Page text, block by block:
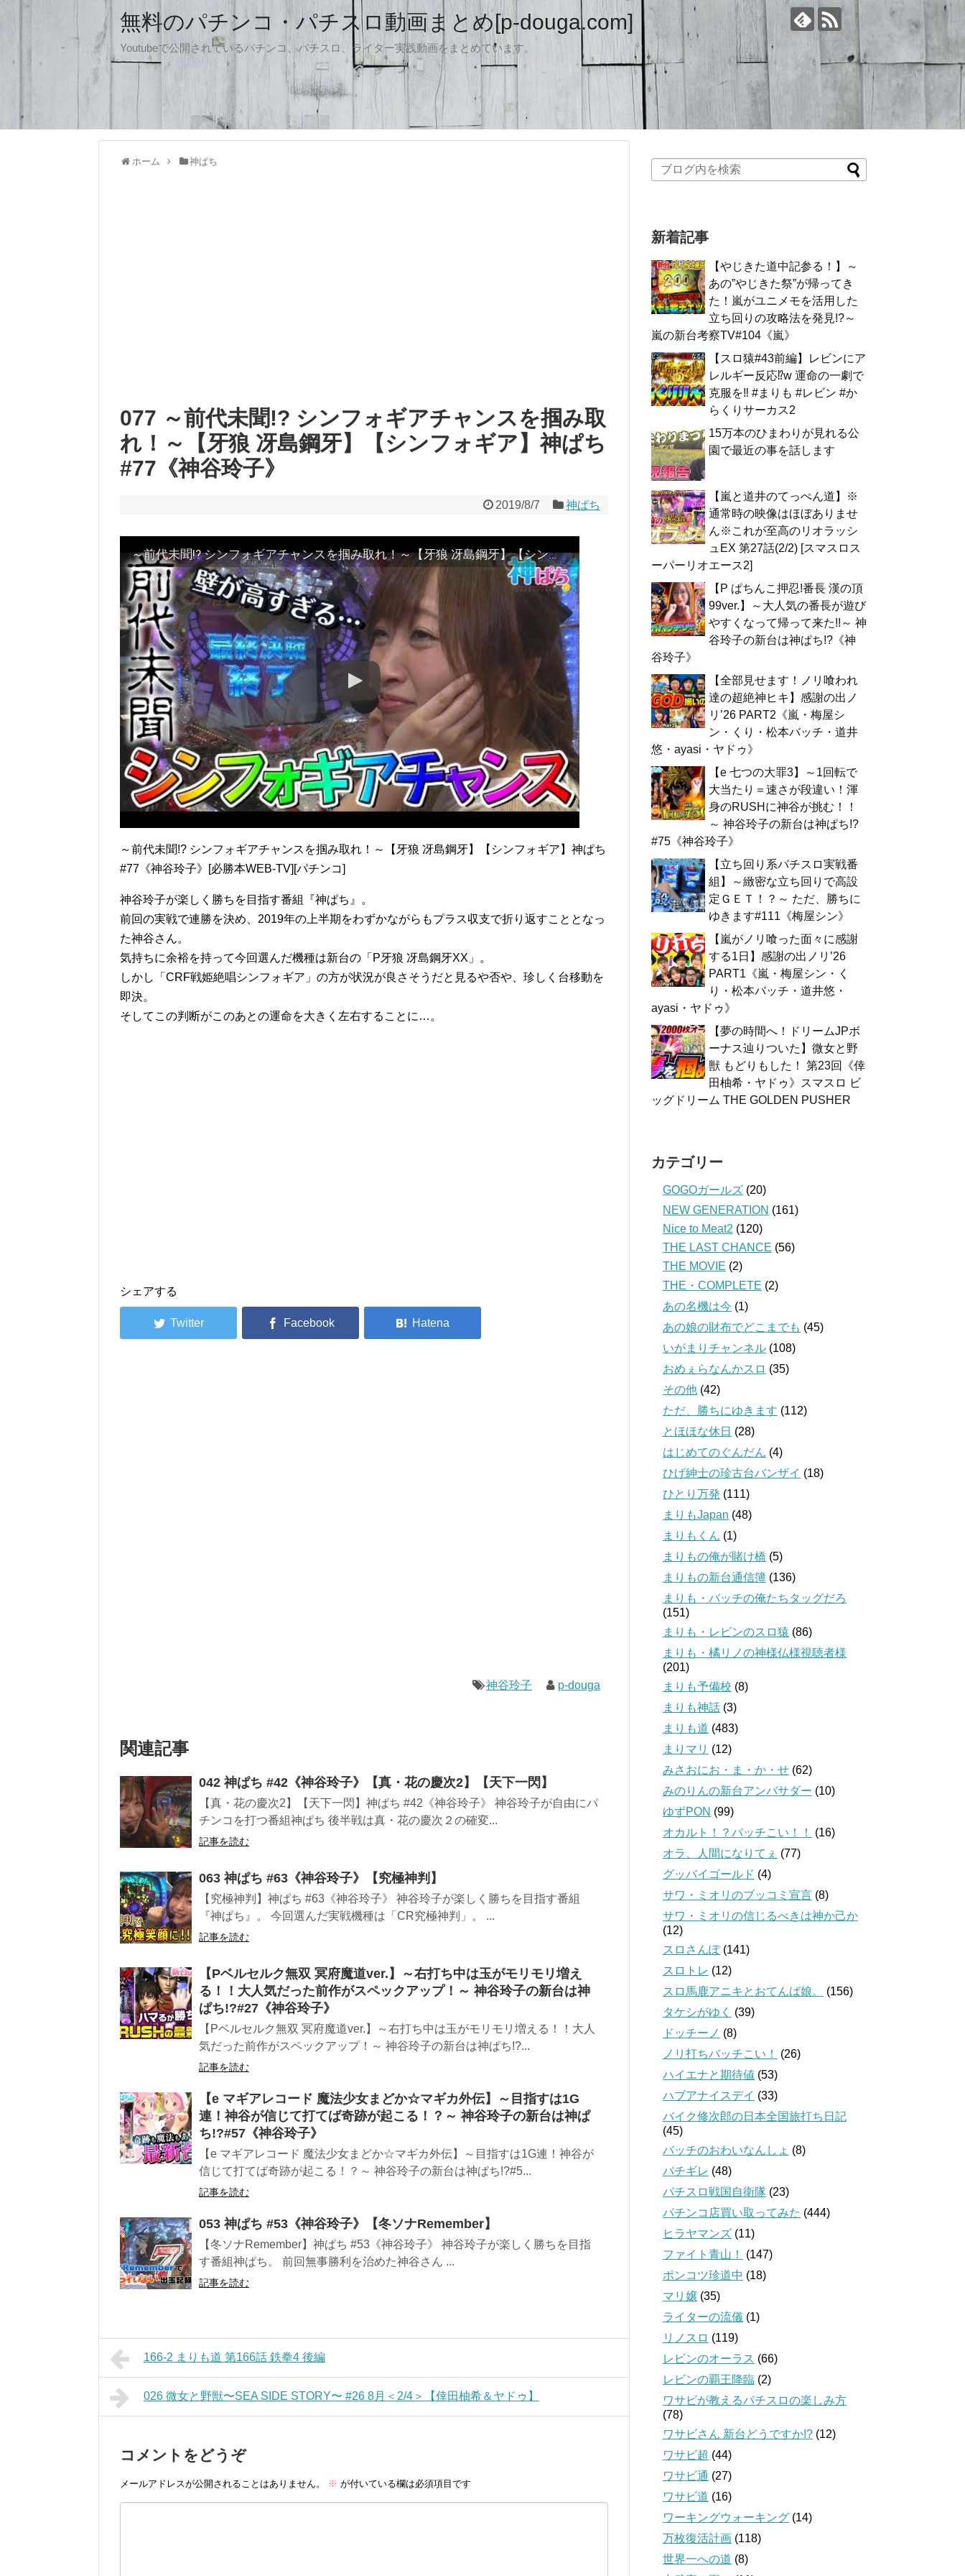
無料のパチンコ・パチスロ動画まとめ[p-douga.com]
Youtubeで公開されているパチンコ、パチスロ、ライター実践動画をまとめています。
ホーム 神ぱち
077 ～前代未聞!? シンフォギアチャンスを掴み取
れ！～【牙狼 冴島鋼牙】【シンフォギア】神ぱち
#77《神谷玲子》
2019/8/7 神ぱち
～前代未聞!? シンフォギアチャンスを掴み取れ！～【牙狼 冴島鋼牙】【シンフォギア】神ぱち #77《神谷玲子》[必勝本WEB-TV][パチンコ]
～前代未聞!? シンフォギアチャンスを掴み取れ！～【牙狼 冴島鋼牙】【シンフォギア】神ぱち
#77《神谷玲子》[必勝本WEB-TV][パチンコ]
神谷玲子が楽しく勝ちを目指す番組『神ぱち』。
前回の実戦で連勝を決め、2019年の上半期をわずかながらもプラス収支で折り返すこととなっ
た神谷さん。
気持ちに余裕を持って今回選んだ機種は新台の「P牙狼 冴島鋼牙XX」。
しかし「CRF戦姫絶唱シンフォギア」の方が状況が良さそうだと見るや否や、珍しく台移動を
即決。
そしてこの判断がこのあとの運命を大きく左右することに…。
シェアする
神谷玲子 p-douga
関連記事
042 神ぱち #42《神谷玲子》【真・花の慶次2】【天下一閃】
【真・花の慶次2】【天下一閃】神ぱち #42《神谷玲子》 神谷玲子が自由にパ
チンコを打つ番組神ぱち 後半戦は真・花の慶次２の確変...
記事を読む
063 神ぱち #63《神谷玲子》【究極神判】
【究極神判】神ぱち #63《神谷玲子》 神谷玲子が楽しく勝ちを目指す番組
『神ぱち』。 今回選んだ実戦機種は「CR究極神判」。 ...
記事を読む
【Pベルセルク無双 冥府魔道ver.】～右打ち中は玉がモリモリ増え
る！！大人気だった前作がスペックアップ！～ 神谷玲子の新台は神
ぱち!?#27《神谷玲子》
【Pベルセルク無双 冥府魔道ver.】～右打ち中は玉がモリモリ増える！！大人
気だった前作がスペックアップ！～ 神谷玲子の新台は神ぱち!?...
記事を読む
【e マギアレコード 魔法少女まどか☆マギカ外伝】～目指すは1G
連！神谷が信じて打てば奇跡が起こる！？～ 神谷玲子の新台は神ぱ
ち!?#57《神谷玲子》
【e マギアレコード 魔法少女まどか☆マギカ外伝】～目指すは1G連！神谷が
信じて打てば奇跡が起こる！？～ 神谷玲子の新台は神ぱち!?#5...
記事を読む
053 神ぱち #53《神谷玲子》【冬ソナRemember】
【冬ソナRemember】神ぱち #53《神谷玲子》 神谷玲子が楽しく勝ちを目指
す番組神ぱち。 前回無事勝利を治めた神谷さん ...
記事を読む
166-2 まりも道 第166話 鉄拳4 後編
026 微女と野獣〜SEA SIDE STORY〜 #26 8月＜2/4＞【倖田柚希＆ヤドゥ】
コメントをどうぞ
メールアドレスが公開されることはありません。 ※ が付いている欄は必須項目です
新着記事
【やじきた道中記参る！】～
あの”やじきた祭”が帰ってき
た！嵐がユニメモを活用した
立ち回りの攻略法を発見!?～
嵐の新台考察TV#104《嵐》
【スロ猿#43前編】レビンにア
レルギー反応⁉w 運命の一劇で
克服を‼ #まりも #レビン #か
らくりサーカス2
15万本のひまわりが見れる公
園で最近の事を話します
【嵐と道井のてっぺん道】※
通常時の映像はほぼありませ
ん※これが至高のリオラッシ
ュEX 第27話(2/2) [スマスロス
ーパーリオエース2]
【P ぱちんこ押忍!番長 漢の頂
99ver.】～大人気の番長が遊び
やすくなって帰って来た!!～ 神
谷玲子の新台は神ぱち!?《神
谷玲子》
【全部見せます！ノリ喰われ
達の超絶神ヒキ】感謝の出ノ
リ’26 PART2《嵐・梅屋シ
ン・くり・松本バッチ・道井
悠・ayasi・ヤドゥ》
【e 七つの大罪3】～1回転で
大当たり＝速さが段違い！渾
身のRUSHに神谷が挑む！！
～ 神谷玲子の新台は神ぱち!?
#75《神谷玲子》
【立ち回り系パチスロ実戦番
組】～緻密な立ち回りで高設
定ＧＥＴ！？～ ただ、勝ちに
ゆきます#111《梅屋シン》
【嵐がノリ喰った面々に感謝
する1日】感謝の出ノリ’26
PART1《嵐・梅屋シン・く
り・松本バッチ・道井悠・
ayasi・ヤドゥ》
【夢の時間へ！ドリームJPボ
ーナス辿りついた】微女と野
獣 もどりもした！ 第23回《倖
田柚希・ヤドゥ》スマスロ ビ
ッグドリーム THE GOLDEN PUSHER
カテゴリー
GOGOガールズ (20)
NEW GENERATION (161)
Nice to Meat2 (120)
THE LAST CHANCE (56)
THE MOVIE (2)
THE・COMPLETE (2)
あの名機は今 (1)
あの娘の財布でどこまでも (45)
いがまりチャンネル (108)
おめぇらなんかスロ (35)
その他 (42)
ただ、勝ちにゆきます (112)
とほほな休日 (28)
はじめてのぐんだん (4)
ひげ紳士の珍古台バンザイ (18)
ひとり万発 (111)
まりもJapan (48)
まりもくん (1)
まりもの俺が賭け橋 (5)
まりもの新台通信簿 (136)
まりも・バッチの俺たちタッグだろ
(151)
まりも・レビンのスロ猿 (86)
まりも・橘リノの神様仏様視聴者様
(201)
まりも予備校 (8)
まりも神話 (3)
まりも道 (483)
まりマリ (12)
みさおにお・ま・か・せ (62)
みのりんの新台アンバサダー (10)
ゆずPON (99)
オカルト！？バッチこい！！
(16)
オラ、人間になりてぇ (77)
グッバイゴールド (4)
サワ・ミオリのブッコミ宣言 (8)
サワ・ミオリの信じるべきは神か己か
(12)
スロさんぽ(141)
スロトレ (12)
スロ馬鹿アニキとおてんば娘。
(156)
タケシがゆく
(39)
ドッチーノ (8)
ノリ打ちバッチこい！
(26)
ハイエナと期待値 (53)
ハブアナイスデイ (33)
バイク修次郎の日本全国旅打ち日記
(45)
バッチのおわいなんしょ (8)
パチギレ (48)
パチスロ戦国自衛隊 (23)
パチンコ店買い取ってみた (444)
ヒラヤマンズ (11)
ファイト青山！
(147)
ポンコツ珍道中 (18)
マリ嬢 (35)
ライターの流儀 (1)
リノスロ (119)
レビンのオーラス (66)
レビンの覇王降臨 (2)
ワサビが教えるパチスロの楽しみ方
(78)
ワサビさん 新台どうですか!? (12)
ワサビ超 (44)
ワサビ通 (27)
ワサビ道 (16)
ワーキングウォーキング (14)
万枚復活計画 (118)
世界一への道 (8)